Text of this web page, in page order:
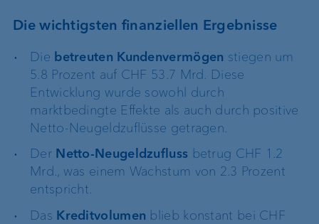
Die wichtigsten finanziellen Ergebnisse
Die betreuten Kundenvermögen stiegen um
5.8 Prozent auf CHF 53.7 Mrd. Diese
Entwicklung wurde sowohl durch
marktbedingte Effekte als auch durch positive
Netto-Neugeldzuflüsse getragen.
Der Netto-Neugeldzufluss betrug CHF 1.2
Mrd., was einem Wachstum von 2.3 Prozent
entspricht.
Das Kreditvolumen blieb konstant bei CHF